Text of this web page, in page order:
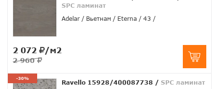
SPC ламинат
Adelar
Вьетнам Eterna 43
2 072 /м2
2 960
-30%
Ravello 15928/400087738 / SPC ламинат